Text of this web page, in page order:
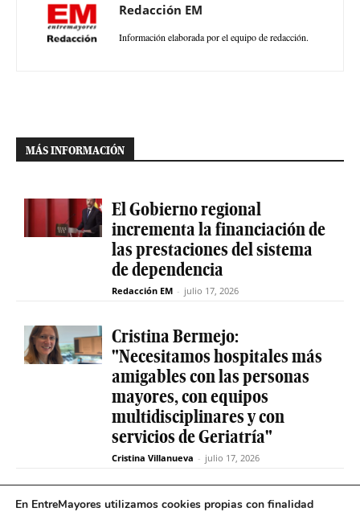
Redacción EM
Información elaborada por el equipo de redacción.
MÁS INFORMACIÓN
El Gobierno regional
incrementa la financiación de
las prestaciones del sistema
de dependencia
Redacción EM - julio 17, 2026
Cristina Bermejo:
"Necesitamos hospitales más
amigables con las personas
mayores, con equipos
multidisciplinares y con
servicios de Geriatría"
Cristina Villanueva - julio 17, 2026
Convive abre el plazo de
En EntreMayores utilizamos cookies propias con finalidad